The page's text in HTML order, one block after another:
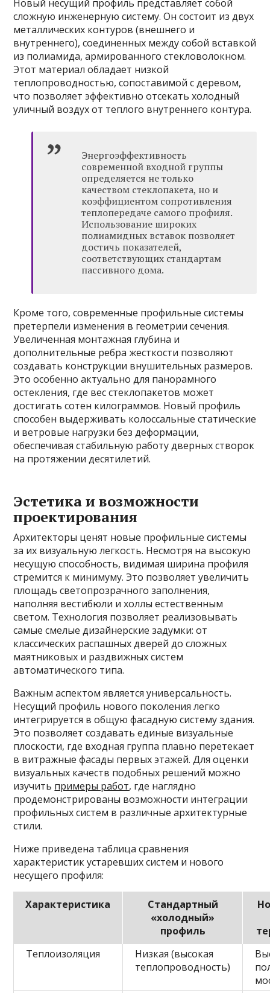
Новый несущий профиль представляет собой
сложную инженерную систему. Он состоит из двух
металлических контуров (внешнего и
внутреннего), соединенных между собой вставкой
из полиамида, армированного стекловолокном.
Этот материал обладает низкой
теплопроводностью, сопоставимой с деревом,
что позволяет эффективно отсекать холодный
уличный воздух от теплого внутреннего контура.
Энергоэффективность
современной входной группы
определяется не только
качеством стеклопакета, но и
коэффициентом сопротивления
теплопередаче самого профиля.
Использование широких
полиамидных вставок позволяет
достичь показателей,
соответствующих стандартам
пассивного дома.
Кроме того, современные профильные системы
претерпели изменения в геометрии сечения.
Увеличенная монтажная глубина и
дополнительные ребра жесткости позволяют
создавать конструкции внушительных размеров.
Это особенно актуально для панорамного
остекления, где вес стеклопакетов может
достигать сотен килограммов. Новый профиль
способен выдерживать колоссальные статические
и ветровые нагрузки без деформации,
обеспечивая стабильную работу дверных створок
на протяжении десятилетий.
Эстетика и возможности
проектирования
Архитекторы ценят новые профильные системы
за их визуальную легкость. Несмотря на высокую
несущую способность, видимая ширина профиля
стремится к минимуму. Это позволяет увеличить
площадь светопрозрачного заполнения,
наполняя вестибюли и холлы естественным
светом. Технология позволяет реализовывать
самые смелые дизайнерские задумки: от
классических распашных дверей до сложных
маятниковых и раздвижных систем
автоматического типа.
Важным аспектом является универсальность.
Несущий профиль нового поколения легко
интегрируется в общую фасадную систему здания.
Это позволяет создавать единые визуальные
плоскости, где входная группа плавно перетекает
в витражные фасады первых этажей. Для оценки
визуальных качеств подобных решений можно
изучить примеры работ, где наглядно
продемонстрированы возможности интеграции
профильных систем в различные архитектурные
стили.
Ниже приведена таблица сравнения
характеристик устаревших систем и нового
несущего профиля:
Характеристика
Стандартный
«холодный»
профиль
Теплоизоляция
Низкая (высокая
теплопроводность)